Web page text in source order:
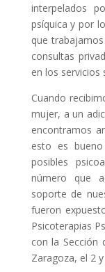
interpelados
psíquica y por
que
consultas
en los servicios
Cuando
mujer, a un
encontramos
esto es
posibles
número que
soporte de
fueron
Psicoterapias
con la Sección
Zaragoza, el 2